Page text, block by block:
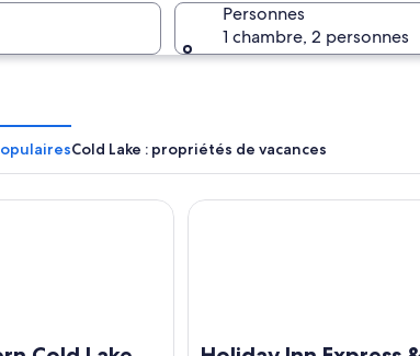
dense aux arbres aux couleurs automnales.
Personnes
1 chambre, 2 personnes
Cold Lake : propriétés de vacances
Lake Inn Holiday Inn Express & Suites